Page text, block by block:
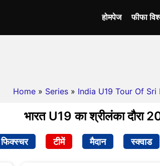
होमपेज फीफा
Home » Series » India U19 Tour Of Sri
भारत U19 का श्रीलंका दौरा
फिक्स्चर टीमें मैदान स्क्वाड